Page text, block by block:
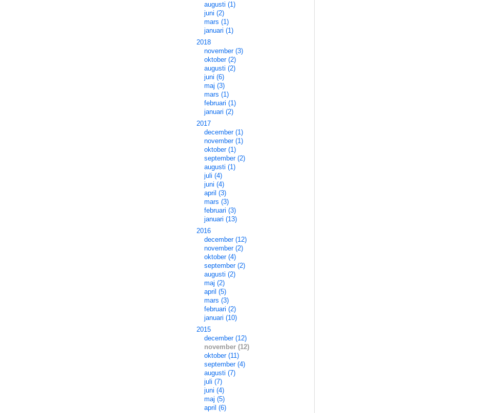
augusti (1)
juni (2)
mars (1)
januari (1)
2018
november (3)
oktober (2)
augusti (2)
juni (6)
maj (3)
mars (1)
februari (1)
januari (2)
2017
december (1)
november (1)
oktober (1)
september (2)
augusti (1)
juli (4)
juni (4)
april (3)
mars (3)
februari (3)
januari (13)
2016
december (12)
november (2)
oktober (4)
september (2)
augusti (2)
maj (2)
april (5)
mars (3)
februari (2)
januari (10)
2015
december (12)
november (12)
oktober (11)
september (4)
augusti (7)
juli (7)
juni (4)
maj (5)
april (6)